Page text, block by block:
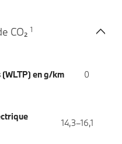
CO₂ 1
(WLTP) en g/km 0
14,3–16,1